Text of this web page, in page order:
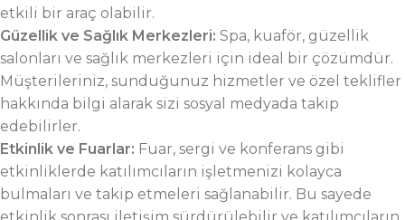
etkili bir araç olabilir.
Güzellik ve Sağlık Merkezleri: Spa, kuaför, güzellik
salonları ve sağlık merkezleri için ideal bir çözümdür.
Müşterileriniz, sunduğunuz hizmetler ve özel teklifler
hakkında bilgi alarak sizi sosyal medyada takip
edebilirler.
Etkinlik ve Fuarlar: Fuar, sergi ve konferans gibi
etkinliklerde katılımcıların işletmenizi kolayca
bulmaları ve takip etmeleri sağlanabilir. Bu sayede